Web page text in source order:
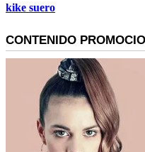
kike suero